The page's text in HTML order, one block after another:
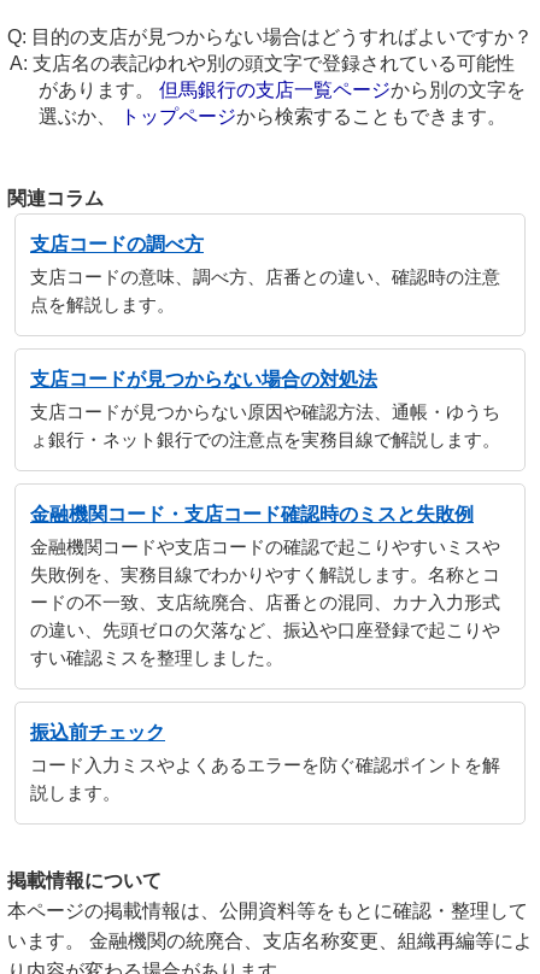
目的の支店が見つからない場合はどうすればよいですか？
支店名の表記ゆれや別の頭文字で登録されている可能性
があります。 但馬銀行の支店一覧ページから別の文字を
選ぶか、
トップページから検索することもできます。
関連コラム
支店コードの調べ方
支店コードの意味、調べ方、店番との違い、確認時の注意
点を解説します。
支店コードが見つからない場合の対処法
支店コードが見つからない原因や確認方法、通帳・ゆうち
ょ銀行・ネット銀行での注意点を実務目線で解説します。
金融機関コード・支店コード確認時のミスと失敗例
金融機関コードや支店コードの確認で起こりやすいミスや
失敗例を、実務目線でわかりやすく解説します。名称とコ
ードの不一致、支店統廃合、店番との混同、カナ入力形式
の違い、先頭ゼロの欠落など、振込や口座登録で起こりや
すい確認ミスを整理しました。
振込前チェック
コード入力ミスやよくあるエラーを防ぐ確認ポイントを解
説します。
掲載情報について
本ページの掲載情報は、公開資料等をもとに確認・整理して
います。 金融機関の統廃合、支店名称変更、組織再編等によ